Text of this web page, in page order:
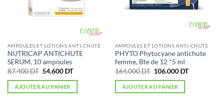
AMPOULES ET LOTIONS ANTI-CHUTE
NUTRICAP ANTICHUTE
SERUM, 10 ampoules
87.400DT Le
initial
était :
54.600 DTLe
actuel
AJOUTER AU PANIER
AMPOULES ET LOTIONS ANTI-CHUTE
PHYTO Phytocyane antichute
femme, Bte de 12 *5 ml
164.000DT Le
initial
était :
106.000 DTLe
AJOUTER AU PANIER